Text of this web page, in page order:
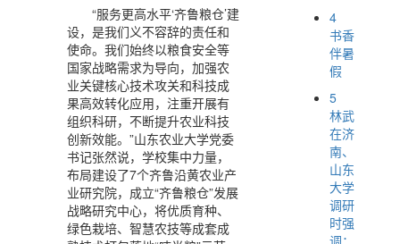
“服务更高水平‘齐鲁粮仓’建
设，是我们义不容辞的责任和
使命。我们始终以粮食安全等
国家战略需求为导向，加强农
业关键核心技术攻关和科技成
果高效转化应用，注重开展有
组织科研，不断提升农业科技
创新效能。”山东农业大学党委
书记张然说，学校集中力量，
布局建设了7个齐鲁沿黄农业产
业研究院，成立“齐鲁粮仓”发展
战略研究中心，将优质育种、
绿色栽培、智慧农技等成套成
4
书香
伴暑
假
5
林武
在济
南、
山东
大学
调研
时强
调：